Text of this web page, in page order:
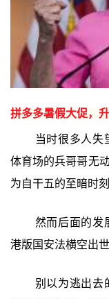
拼多多暑假大促，
当时很多人失
体育场的兵哥哥无
为自干五的至暗时刻
然而后面的发
港版国安法横空出
别以为逃出去